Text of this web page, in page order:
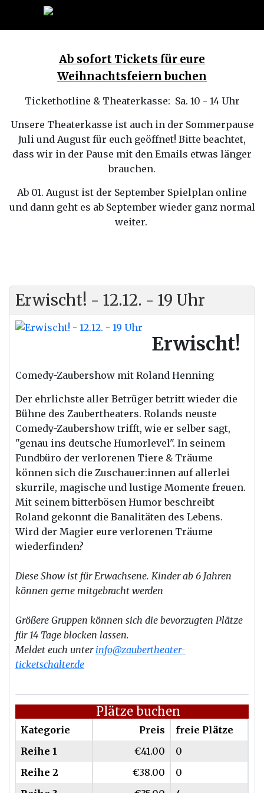
Ab sofort Tickets für eure
Weihnachtsfeiern buchen
Tickethotline & Theaterkasse: Sa. 10 - 14 Uhr
Unsere Theaterkasse ist auch in der Sommerpause
Juli und August für euch geöffnet! Bitte beachtet,
dass wir in der Pause mit den Emails etwas länger
brauchen.
Ab 01. August ist der September Spielplan online
und dann geht es ab September wieder ganz normal
weiter.
Erwischt! - 12.12. - 19 Uhr
Erwischt!
Comedy-Zaubershow mit Roland Henning
Der ehrlichste aller Betrüger betritt wieder die
Bühne des Zaubertheaters. Rolands neuste
Comedy-Zaubershow trifft, wie er selber sagt,
"genau ins deutsche Humorlevel". In seinem
Fundbüro der verlorenen Tiere & Träume
können sich die Zuschauer:innen auf allerlei
skurrile, magische und lustige Momente freuen.
Mit seinem bitterbösen Humor beschreibt
Roland gekonnt die Banalitäten des Lebens.
Wird der Magier eure verlorenen Träume
wiederfinden?
Diese Show ist für Erwachsene. Kinder ab 6 Jahren
können gerne mitgebracht werden
Größere Gruppen können sich die bevorzugten Plätze
für 14 Tage blocken lassen.
Meldet euch unter info@zaubertheater-
ticketschalter.de
Plätze buchen
Kategorie Preis
freie Plätze
Reihe 1
€41.00
0
Reihe 2
€38.00
0